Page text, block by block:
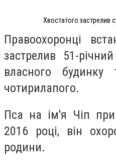
Хвостатого застрелив
Правоохоронці
застрелив 51-
власного будинку
чотирилапого.
Пса на ім'я Чіп
2016 році, він
родини.